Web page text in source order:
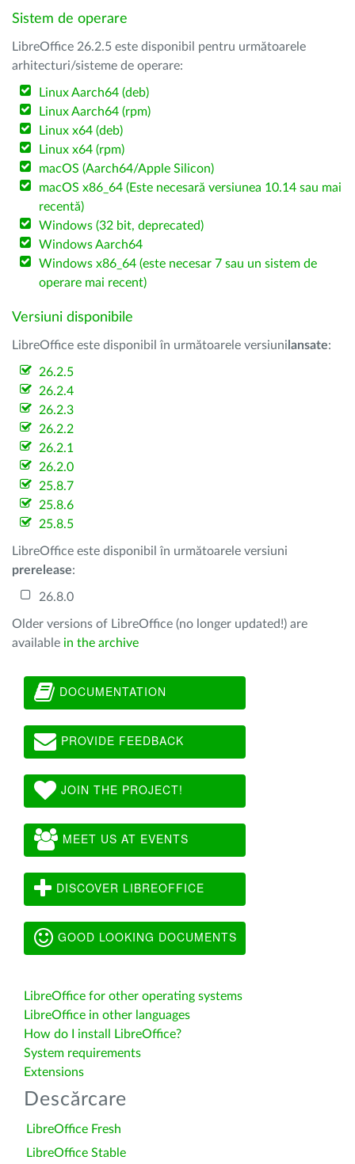
Sistem de operare
LibreOffice 26.2.5 este disponibil pentru următoarele
arhitecturi/sisteme de operare:
Linux Aarch64 (deb)
Linux Aarch64 (rpm)
Linux x64 (deb)
Linux x64 (rpm)
macOS (Aarch64/Apple Silicon)
macOS x86_64 (Este necesară versiunea 10.14 sau mai
recentă)
Windows (32 bit, deprecated)
Windows Aarch64
Windows x86_64 (este necesar 7 sau un sistem de
operare mai recent)
Versiuni disponibile
LibreOffice este disponibil în următoarele versiuni lansate:
26.2.5
26.2.4
26.2.3
26.2.2
26.2.1
26.2.0
25.8.7
25.8.6
25.8.5
LibreOffice este disponibil în următoarele versiuni
prerelease:
26.8.0
Older versions of LibreOffice (no longer updated!) are
available in the archive
DOCUMENTATION
PROVIDE FEEDBACK
JOIN THE PROJECT!
MEET US AT EVENTS
DISCOVER LIBREOFFICE
GOOD LOOKING DOCUMENTS
LibreOffice for other operating systems
LibreOffice in other languages
How do I install LibreOffice?
System requirements
Extensions
Descărcare
LibreOffice Fresh
LibreOffice Stable